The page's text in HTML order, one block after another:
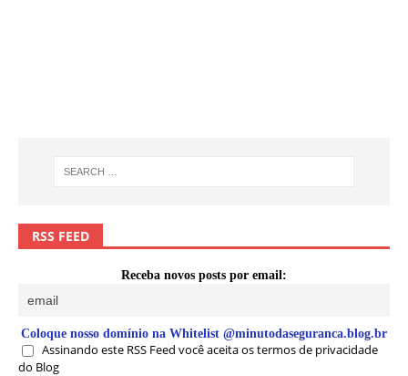
RSS FEED
Receba novos posts por email:
Coloque nosso domínio na Whitelist @minutodaseguranca.blog.br
Assinando este RSS Feed você aceita os termos de privacidade
do Blog